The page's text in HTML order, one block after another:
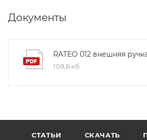
Документы
RATEO 012 внешняя
108,8 кб
СТАТЬИ СКАЧАТЬ